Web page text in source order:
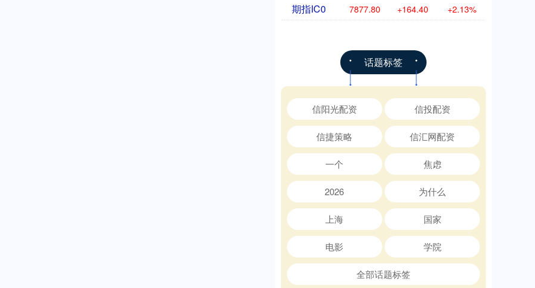
期指IC0 7877.80 +164.40 +2.13%
话题标签
信阳光配资 信投配资
信捷策略 信汇网配资
一个 焦虑
2026 为什么
上海 国家
电影 学院
全部话题标签